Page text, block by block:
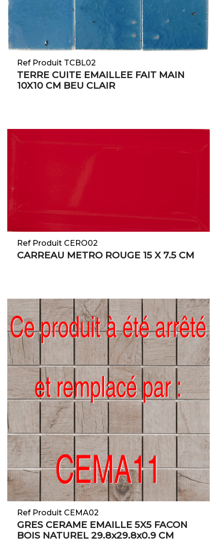
Ref Produit TCBL02
TERRE CUITE EMAILLEE FAIT MAIN
10X10 CM BEU CLAIR
Ref Produit CERO02
CARREAU METRO ROUGE 15 X 7.5 CM
Ref Produit CEMA02
GRES CERAME EMAILLE 5X5 FACON
BOIS NATUREL 29.8x29.8x0.9 CM